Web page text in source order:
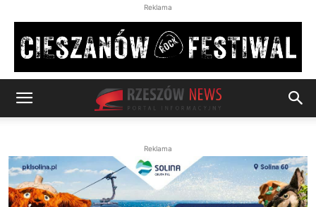
Reklama
Reklama